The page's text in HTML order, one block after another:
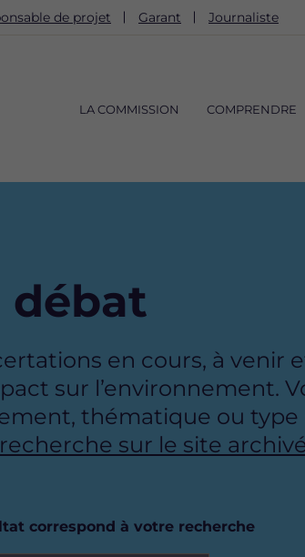
de projet Garant Journaliste
principale
LA COMMISSION COMPRENDRE
débat
en cours, à venir
sur l’environnement.
thématique ou
sur le site
correspond à votre recherche